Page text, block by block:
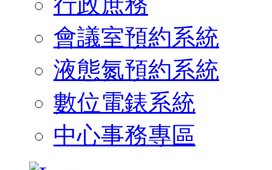
會議室預約系統
液態氮預約系統
數位電錶系統
中心事務專區